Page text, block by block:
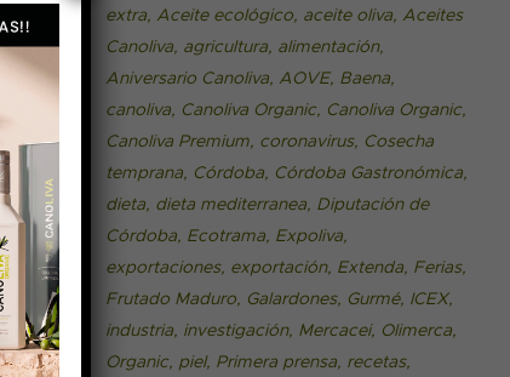
extra
Aceite ecológico aceite oliva
Aceites
Canoliva
agricultura
alimentación
Aniversario Canoliva
AOVE
Baena
canoliva
Canoliva Organic
Canoliva Organic
Canoliva Premium
coronavirus
Cosecha
temprana
Córdoba
Córdoba Gastronómica
dieta
dieta mediterranea
Diputación de
Córdoba
Ecotrama
Expoliva
exportaciones
exportación Extenda
Ferias
Frutado Maduro
Galardones Gurmé
ICEX
industria
investigación Mercacei
Olimerca
Organic
piel Primera prensa
recetas